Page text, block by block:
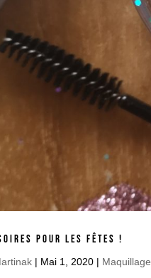
POUR LES FÊTES !
| Mai 1, 2020 | Maquillage